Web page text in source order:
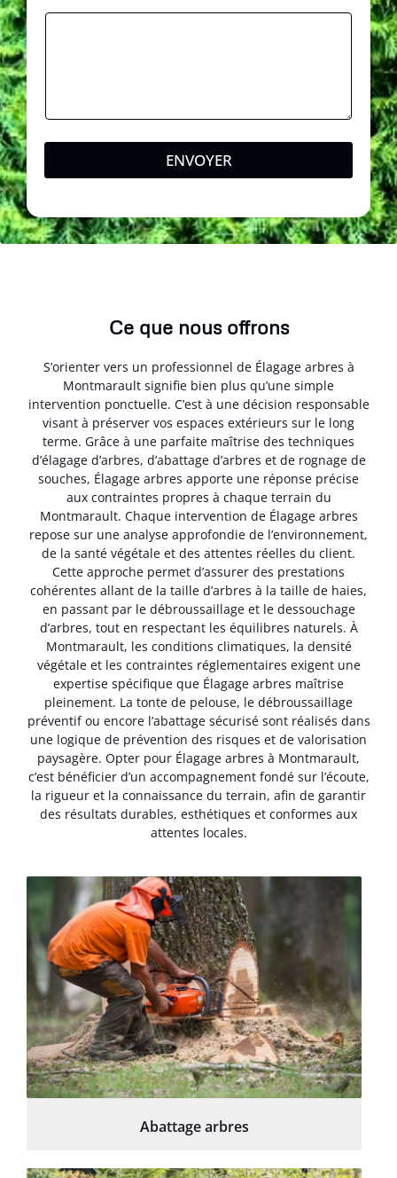
ENVOYER
Ce que nous offrons
S’orienter vers un professionnel de Élagage arbres à
Montmarault signifie bien plus qu’une simple
intervention ponctuelle. C’est à une décision responsable
visant à préserver vos espaces extérieurs sur le long
terme. Grâce à une parfaite maîtrise des techniques
d’élagage d’arbres, d’abattage d’arbres et de rognage de
souches, Élagage arbres apporte une réponse précise
aux contraintes propres à chaque terrain du
Montmarault. Chaque intervention de Élagage arbres
repose sur une analyse approfondie de l’environnement,
de la santé végétale et des attentes réelles du client.
Cette approche permet d’assurer des prestations
cohérentes allant de la taille d’arbres à la taille de haies,
en passant par le débroussaillage et le dessouchage
d’arbres, tout en respectant les équilibres naturels. À
Montmarault, les conditions climatiques, la densité
végétale et les contraintes réglementaires exigent une
expertise spécifique que Élagage arbres maîtrise
pleinement. La tonte de pelouse, le débroussaillage
préventif ou encore l’abattage sécurisé sont réalisés dans
une logique de prévention des risques et de valorisation
paysagère. Opter pour Élagage arbres à Montmarault,
c’est bénéficier d’un accompagnement fondé sur l’écoute,
la rigueur et la connaissance du terrain, afin de garantir
des résultats durables, esthétiques et conformes aux
attentes locales.
Abattage arbres